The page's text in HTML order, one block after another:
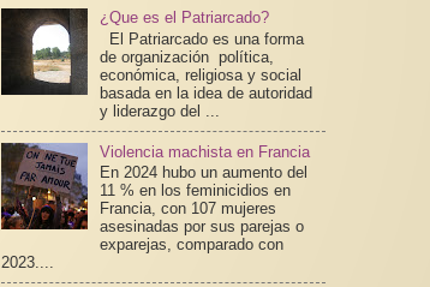
¿Que es el Patriarcado?
El Patriarcado es una forma
de organización política,
económica, religiosa y social
basada en la idea de autoridad
y liderazgo del ...
Violencia machista en Francia
En 2024 hubo un aumento del
11 % en los feminicidios en
Francia, con 107 mujeres
asesinadas por sus parejas o
exparejas, comparado con
2023....